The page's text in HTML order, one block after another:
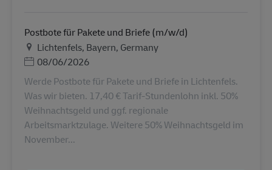
Postbote für Pakete und Briefe (m/w/d)
Местоположение
Lichtenfels, Bayern, Germany
Дата публикации
08/06/2026
Werde Postbote für Pakete und Briefe in Lichtenfels.
Was wir bieten. 17,40 € Tarif-Stundenlohn inkl. 50%
Weihnachtsgeld und ggf. regionale
Arbeitsmarktzulage. Weitere 50% Weihnachtsgeld im
November...